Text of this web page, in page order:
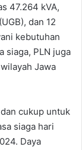
47.264 kVA,
dan 12
kebutuhan
siaga, PLN juga
Jawa
cukup untuk
siaga hari
Daya